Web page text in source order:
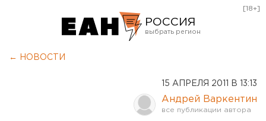
РОССИЯ
Оренбург
[18+]
← НОВОСТИ
15 АПРЕЛЯ 2011 В 13:13
Андрей Варкентин